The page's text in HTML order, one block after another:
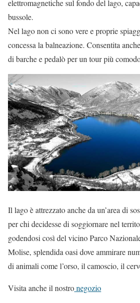
elettromagnetiche sul fondo del lago,
bussole.
Nel lago non ci sono vere e proprie
concessa la balneazione. Consentita
di barche e pedalò per un tour più
Il lago è attrezzato anche da un’area di
per chi decidesse di soggiornare nel
godendosi così del vicino Parco
Molise, splendida oasi dove ammirare
di animali come l’orso, il camoscio, il
Visita anche il nostronegozio